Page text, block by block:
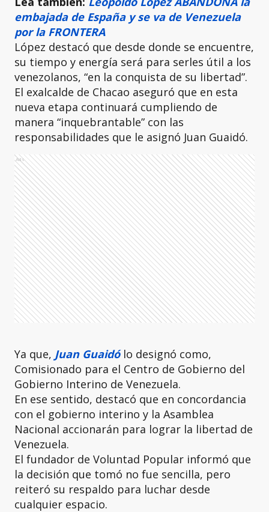
embajada de España y se va de Venezuela
por la FRONTERA
López destacó que desde donde se encuentre,
su tiempo y energía será para serles útil a los
venezolanos, “en la conquista de su libertad”.
El exalcalde de Chacao aseguró que en esta
nueva etapa continuará cumpliendo de
manera “inquebrantable” con las
responsabilidades que le asignó Juan Guaidó.
Ads
Ya que, Juan Guaidó lo designó como,
Comisionado para el Centro de Gobierno del
Gobierno Interino de Venezuela.
En ese sentido, destacó que en concordancia
con el gobierno interino y la Asamblea
Nacional accionarán para lograr la libertad de
Venezuela.
El fundador de Voluntad Popular informó que
la decisión que tomó no fue sencilla, pero
reiteró su respaldo para luchar desde
cualquier espacio.